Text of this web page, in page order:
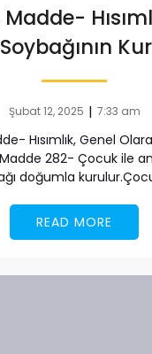
Şubat 12, 2025 | 7:33 am
Hısımlık, Genel
282- Çocuk ile
doğumla
READ MORE